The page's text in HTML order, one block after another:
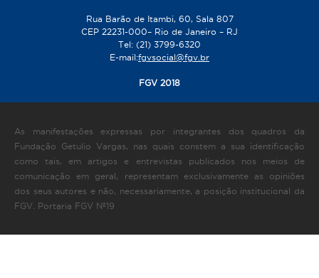
Rua Barão de Itambi, 60, Sala 807
CEP 22231-000– Rio de Janeiro – RJ
Tel: (21) 3799-6320
E-mail:fgvsocial@fgv.br
FGV 2018
As manifestações expressas por integrantes dos quadros da
Fundação Getulio Vargas, nas quais constem a sua identificação
como tais, em artigos e entrevistas publicados nos meios de
comunicação em geral, representam exclusivamente as opiniões
dos seus autores e não, necessariamente, a posição institucional da
FGV. Portaria FGV Nº19